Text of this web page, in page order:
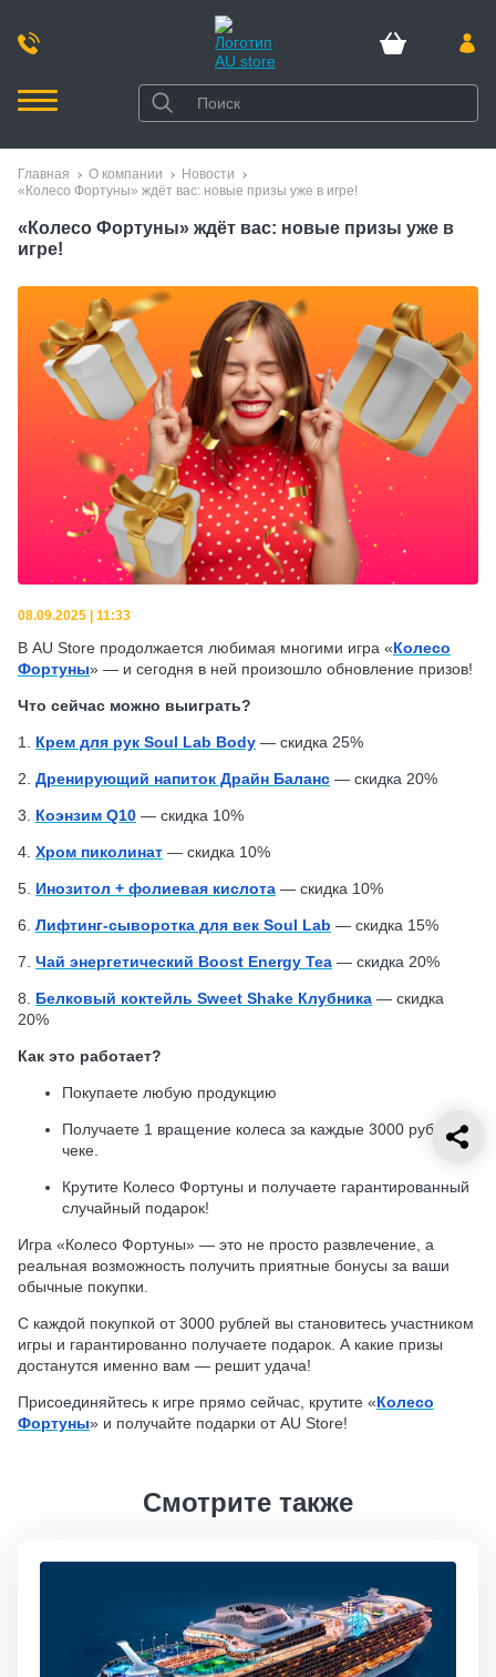
Главная О компании
Новости
«Колесо Фортуны» ждёт вас: новые призы уже в игре!
«Колесо Фортуны» ждёт вас: новые призы уже в
игре!
08.09.2025 | 11:33
В AU Store продолжается любимая многими игра «Колесо
Фортуны» — и сегодня в ней произошло обновление призов!
Что сейчас можно выиграть?
1. Крем для рук Soul Lab Body — скидка 25%
2. Дренирующий напиток Драйн Баланс — скидка 20%
3. Коэнзим Q10 — скидка 10%
4. Хром пиколинат — скидка 10%
5. Инозитол + фолиевая кислота — скидка 10%
6. Лифтинг-сыворотка для век Soul Lab — скидка 15%
7. Чай энергетический Boost Energy Tea — скидка 20%
8. Белковый коктейль Sweet Shake Клубника — скидка
20%
Как это работает?
Покупаете любую продукцию
Получаете 1 вращение колеса за каждые 3000 рублей в
чеке.
Крутите Колесо Фортуны и получаете гарантированный
случайный подарок!
Игра «Колесо Фортуны» — это не просто развлечение, а
реальная возможность получить приятные бонусы за ваши
обычные покупки.
С каждой покупкой от 3000 рублей вы становитесь участником
игры и гарантированно получаете подарок. А какие призы
достанутся именно вам — решит удача!
Присоединяйтесь к игре прямо сейчас, крутите «Колесо
Фортуны» и получайте подарки от AU Store!
Смотрите также